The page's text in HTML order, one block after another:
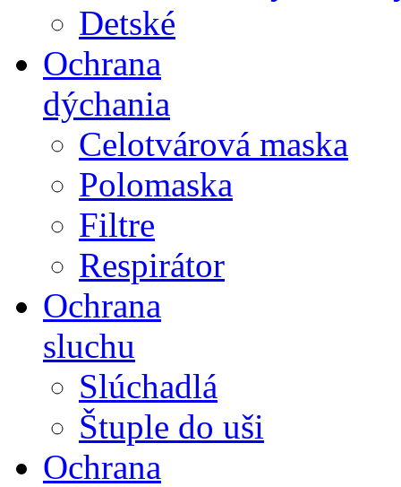
Detské
Ochrana
dýchania
Celotvárová maska
Polomaska
Filtre
Respirátor
Ochrana
sluchu
Slúchadlá
Štuple do uši
Ochrana